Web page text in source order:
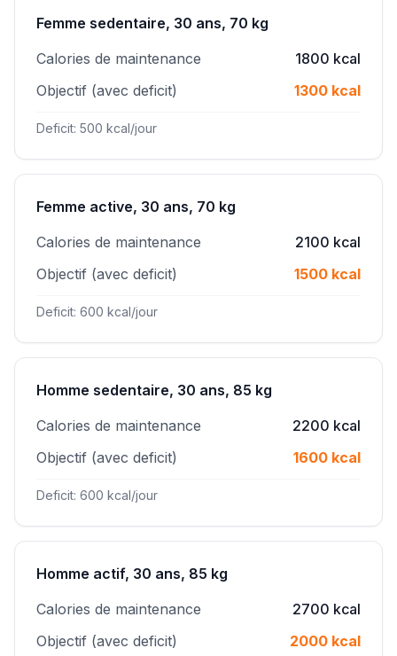
Femme sedentaire, 30 ans, 70 kg
Calories de maintenance
1800 kcal
Objectif (avec deficit)
1300 kcal
Deficit: 500 kcal/jour
Femme active, 30 ans, 70 kg
Calories de maintenance
2100 kcal
Objectif (avec deficit)
1500 kcal
Deficit: 600 kcal/jour
Homme sedentaire, 30 ans, 85 kg
Calories de maintenance
2200 kcal
Objectif (avec deficit)
1600 kcal
Deficit: 600 kcal/jour
Homme actif, 30 ans, 85 kg
Calories de maintenance
2700 kcal
Objectif (avec deficit)
2000 kcal